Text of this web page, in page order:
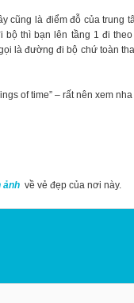
cũng là điểm đỗ của trung
bộ thì bạn lên tầng 1 đi
là đường đi bộ chứ toàn
of time” – rất nên xem nha
ảnh về vẻ đẹp của nơi này.